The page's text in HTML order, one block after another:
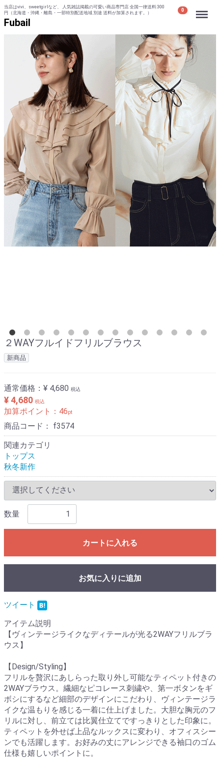
当店はvivi、sweetgirlなど、 人気雑誌掲載の可愛い商品専門店 全国一律送料:300
円（北海道・沖縄・離島・一部特別配送地域 別途 送料が加算されます。）
Fubail
0 Menu
２WAYフルイドフリルブラウス
新商品
通常価格： ¥ 4,680 税込
¥ 4,680 税込
加算ポイント： 46pt
商品コード： f3574
関連カテゴリ
トップス
秋冬新作
数量
カートに入れる
お気に入りに追加
ツイート
アイテム説明
【ヴィンテージライクなディテールが光る2WAYフリルブラ
ウス】
【Design/Styling】
フリルを贅沢にあしらった取り外し可能なティペット付きの
2WAYブラウス。繊細なピコレース刺繍や、第一ボタンをギ
ボシにするなど細部のデザインにこだわり、ヴィンテージラ
イクな温もりを感じる一着に仕上げました。大胆な胸元のフ
リルに対し、前立ては比翼仕立てですっきりとした印象に。
ティペットを外せば上品なルックスに変わり、オフィスシー
ンでも活躍します。お好みの丈にアレンジできる袖口のゴム
仕様も嬉しいポイントに。